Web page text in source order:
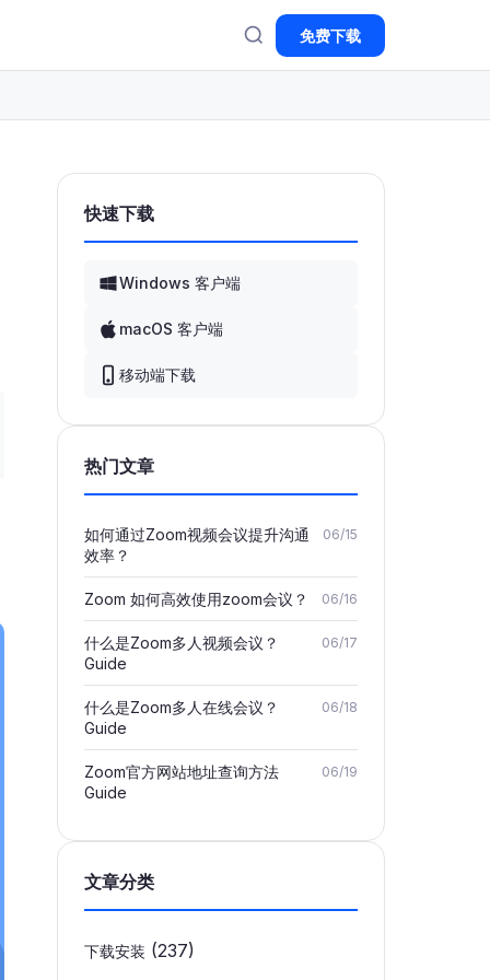
免费下载
快速下载
Windows 客户端
macOS 客户端
移动端下载
热门文章
如何通过Zoom视频会议提升沟通
效率？
06/15
Zoom 如何高效使用zoom会议？ 06/16
什么是Zoom多人视频会议？
Guide
06/17
什么是Zoom多人在线会议？
Guide
06/18
Zoom官方网站地址查询方法
Guide
06/19
文章分类
下载安装 (237)